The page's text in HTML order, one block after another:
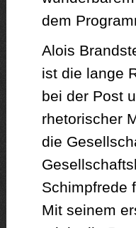
dem
Alois
ist die lange
bei der Post
rhetorischer
die
Schimpfrede
Mit seinem